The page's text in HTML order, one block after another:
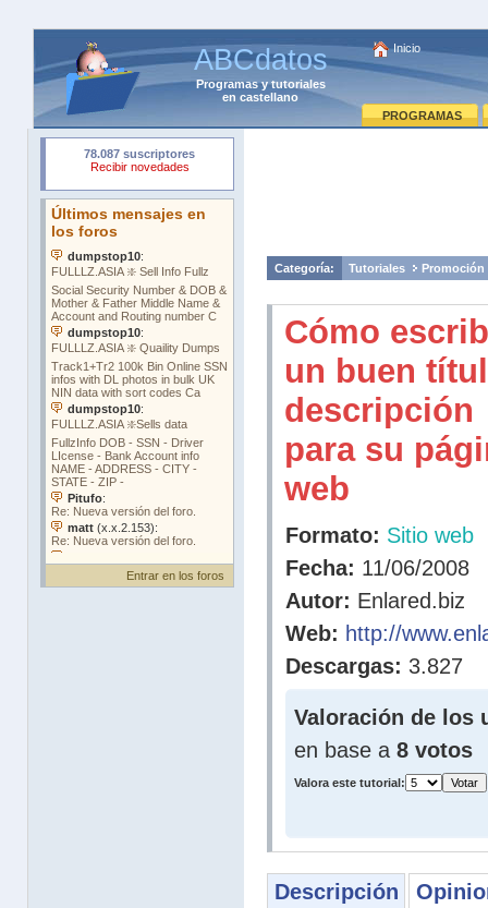
ABCdatos
Programasytutoriales
en castellano
Inicio
PROGRAMAS
Entrar en los foros
Categoría: Tutoriales Promoción
Cómo
un buen
descripción
para su
web
Formato: Sitio web
Fecha: 11/06/2008
Autor: Enlared.biz
Web: http://
Descargas: 3.827
Valoración de los
en base a 8 votos
Valora este tutorial:
Descripción